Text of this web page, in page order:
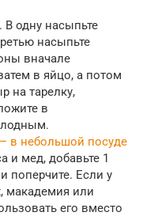
В одну насыпьте
насыпьте
вначале
в яйцо, а потом
на тарелку,
в
в небольшой посуде
и мед, добавьте 1
поперчите. Если у
макадемия или
его вместо